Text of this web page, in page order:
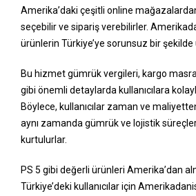
Amerika’daki çeşitli online
seçebilir ve sipariş verebilirler.
ürünlerin Türkiye’ye sorunsuz bir şekilde
Bu hizmet gümrük vergileri, kargo
gibi önemli detaylarda kullanıcılara
Böylece, kullanıcılar zaman ve
aynı zamanda gümrük ve lojistik
kurtulurlar.
PS 5 gibi değerli ürünleri Amerika’dan
Türkiye’deki kullanıcılar için